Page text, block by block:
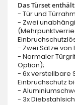
Das Türset
- Tür und
- Zwei
- Zwei Sätze von
- Normaler
Option);
- 6x verstellbare
Einbruchschutz
-
- 3x